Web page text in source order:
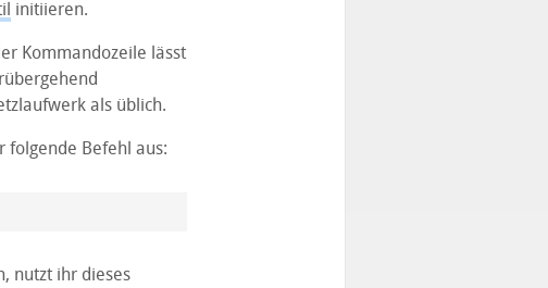
initiieren.
Kommandozeile lässt
als üblich.
folgende Befehl aus:
nutzt ihr dieses